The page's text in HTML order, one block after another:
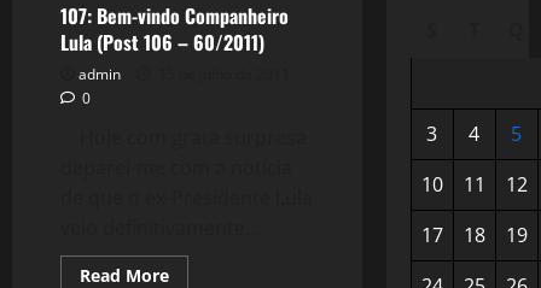
107: Bem-vindo Companheiro
Lula (Post 106 – 60/2011)
admin
0
Read MoreRead
3 4
5
10
11
12
17
18
19